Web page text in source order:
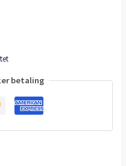
betaling